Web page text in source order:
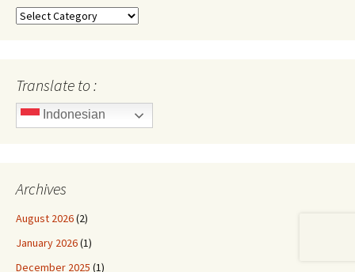
Categories
Translate to :
Indonesian
Archives
August 2026(2)
January 2026(1)
December 2025 (1)